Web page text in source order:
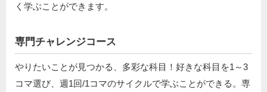
く学ぶことができます。
専門チャレンジコース
やりたいことが見つかる、多彩な科目！好きな科目を1～3
コマ選び、週1回/1コマのサイクルで学ぶことができる。専